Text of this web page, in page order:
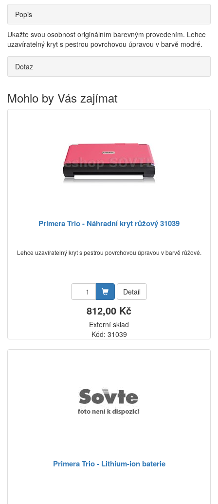
Popis
Ukažte svou osobnost originálním barevným provedením. Lehce
uzavíratelný kryt s pestrou povrchovou úpravou v barvě modré.
Dotaz
Mohlo by Vás zajímat
Primera Trio - Náhradní kryt růžový 31039
Lehce uzavíratelný kryt s pestrou povrchovou úpravou v barvě růžové.
Detail
812,00 Kč
Externí sklad
Kód: 31039
Primera Trio - Lithium-ion baterie